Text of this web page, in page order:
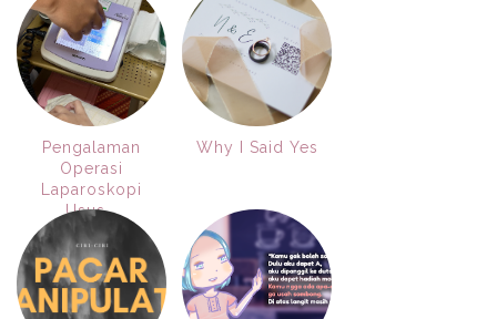
Pengalaman
Operasi
Laparoskopi
Usus...
Why I Said Yes